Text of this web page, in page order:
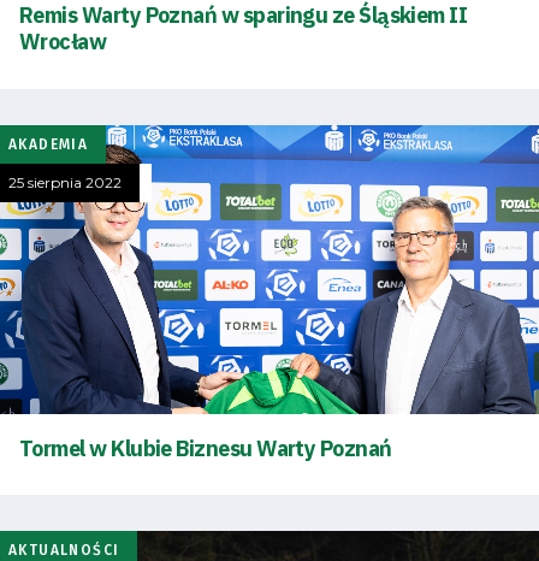
Remis Warty Poznań w sparingu ze Śląskiem II
Wrocław
AKADEMIA
25 sierpnia 2022
Tormel w Klubie Biznesu Warty Poznań
AKTUALNOŚCI